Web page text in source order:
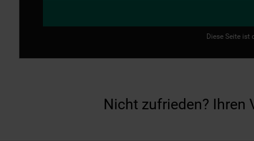
Diese Seite ist
Nicht zufrieden? Ihren